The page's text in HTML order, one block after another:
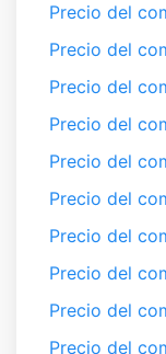
Precio del
Precio del
Precio del
Precio del
Precio del
Precio del
Precio del
Precio del
Precio del
Precio del